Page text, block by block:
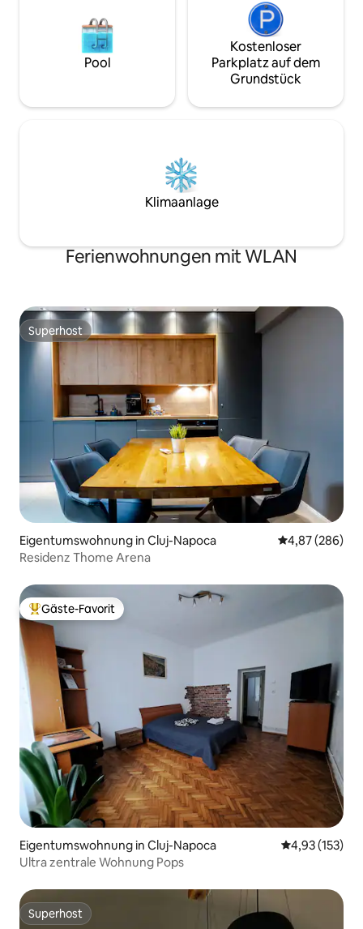
Pool
Kostenloser
Parkplatz auf dem
Grundstück
Klimaanlage
Ferienwohnungen mit WLAN
Superhost
Superhost
Eigentumswohnung in Cluj-Napoca
4,87 (286)
Residenz Thome Arena
Beliebter Gäste-Favorit.
Gäste-Favorit
Eigentumswohnung in Cluj-Napoca
4,93 (153)
Ultra zentrale Wohnung Pops
Superhost
Superhost